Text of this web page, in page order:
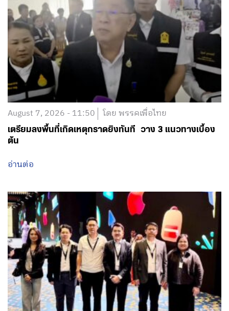
August 7, 2026 - 11:50 โดย พรรคเพื่อไทย
เตรียมลงพื้นที่เกิดเหตุกราดยิงทันที วาง 3 แนวทางเบื้อง
ต้น
อ่านต่อ